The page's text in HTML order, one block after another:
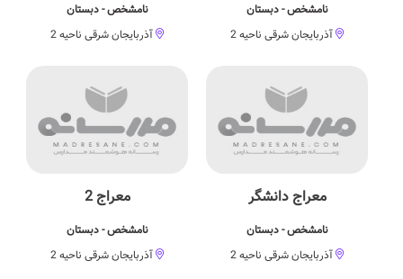
نامشخص - دبستان
آذربایجان شرقی ناحیه 2
نامشخص - دبستان
آذربایجان شرقی ناحیه 2
معراج دانشگر
نامشخص - دبستان
آذربایجان شرقی ناحیه 2
معراج 2
نامشخص - دبستان
آذربایجان شرقی ناحیه 2